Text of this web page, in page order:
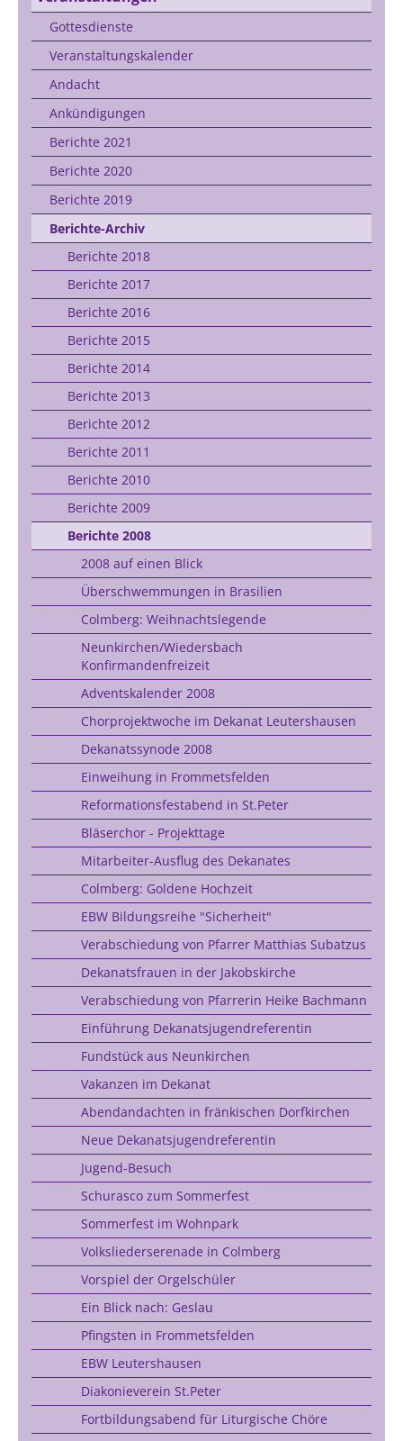
Gottesdienste
Veranstaltungskalender
Andacht
Ankündigungen
Berichte 2021
Berichte 2020
Berichte 2019
Berichte-Archiv
Berichte 2018
Berichte 2017
Berichte 2016
Berichte 2015
Berichte 2014
Berichte 2013
Berichte 2012
Berichte 2011
Berichte 2010
Berichte 2009
Berichte 2008
2008 auf einen Blick
Überschwemmungen in Brasilien
Colmberg: Weihnachtslegende
Neunkirchen/Wiedersbach
Konfirmandenfreizeit
Adventskalender 2008
Chorprojektwoche im Dekanat Leutershausen
Dekanatssynode 2008
Einweihung in Frommetsfelden
Reformationsfestabend in St.Peter
Bläserchor - Projekttage
Mitarbeiter-Ausflug des Dekanates
Colmberg: Goldene Hochzeit
EBW Bildungsreihe "Sicherheit"
Verabschiedung von Pfarrer Matthias Subatzus
Dekanatsfrauen in der Jakobskirche
Verabschiedung von Pfarrerin Heike Bachmann
Einführung Dekanatsjugendreferentin
Fundstück aus Neunkirchen
Vakanzen im Dekanat
Abendandachten in fränkischen Dorfkirchen
Neue Dekanatsjugendreferentin
Jugend-Besuch
Schurasco zum Sommerfest
Sommerfest im Wohnpark
Volksliederserenade in Colmberg
Vorspiel der Orgelschüler
Ein Blick nach: Geslau
Pfingsten in Frommetsfelden
EBW Leutershausen
Diakonieverein St.Peter
Fortbildungsabend für Liturgische Chöre